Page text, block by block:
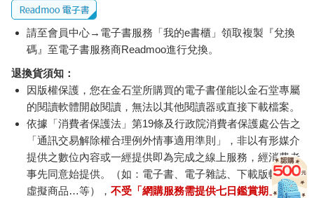
請至會員中心→電子書服務「我的e書櫃」領取複製『兌換
碼』至電子書服務商Readmoo進行兌換。
退換貨須知：
因版權保護，您在金石堂所購買的電子書僅能以金石堂專屬
的閱讀軟體開啟閱讀，無法以其他閱讀器或直接下載檔案。
依據「消費者保護法」第19條及行政院消費者保護處公告之
「通訊交易解除權合理例外情事適用準則」，非以有形媒介
提供之數位內容或一經提供即為完成之線上服務，經消費者
事先同意始提供。（如：電子書、電子雜誌、下載版軟體、
虛擬商品…等），不受「網購服務需提供七日鑑賞期」的限